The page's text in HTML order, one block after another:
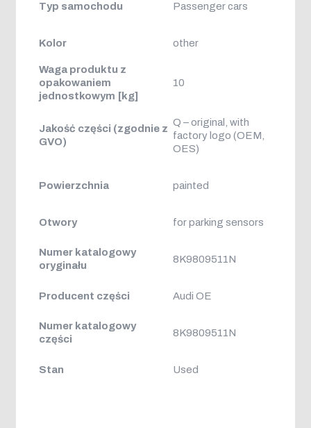
Typ samochodu Passenger cars
Kolor other
Waga produktu z
opakowaniem
jednostkowym [kg]
10
Jakość części (zgodnie z
GVO)
Q – original, with
factory logo (OEM,
OES)
Powierzchnia painted
Otwory for parking sensors
Numer katalogowy
oryginału
8K9809511N
Producent części Audi OE
Numer katalogowy
części
8K9809511N
Stan Used